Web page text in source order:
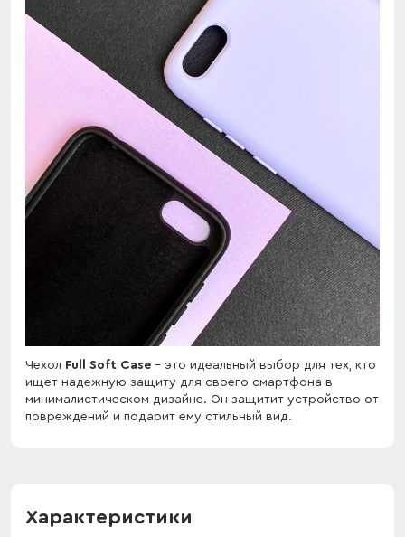
Чехол Full Soft Case - это идеальный выбор для тех, кто
ищет надежную защиту для своего смартфона в
минималистическом дизайне. Он защитит устройство от
повреждений и подарит ему стильный вид.
Характеристики